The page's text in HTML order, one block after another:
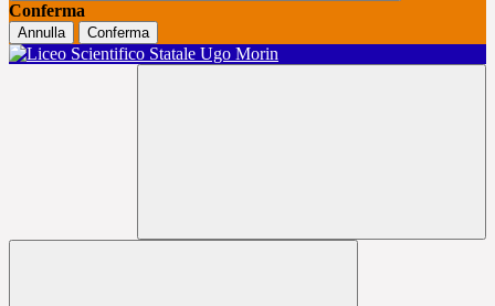
Conferma
Annulla Conferma